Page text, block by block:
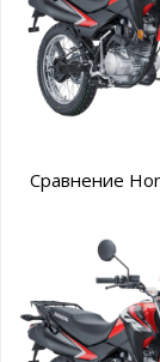
Сравнение